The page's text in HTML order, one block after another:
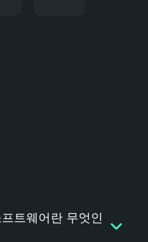
트웨어란 무엇인